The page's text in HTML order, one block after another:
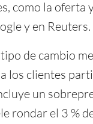
como la oferta
y en Reuters.
de cambio
los clientes
un
rondar el 3 %